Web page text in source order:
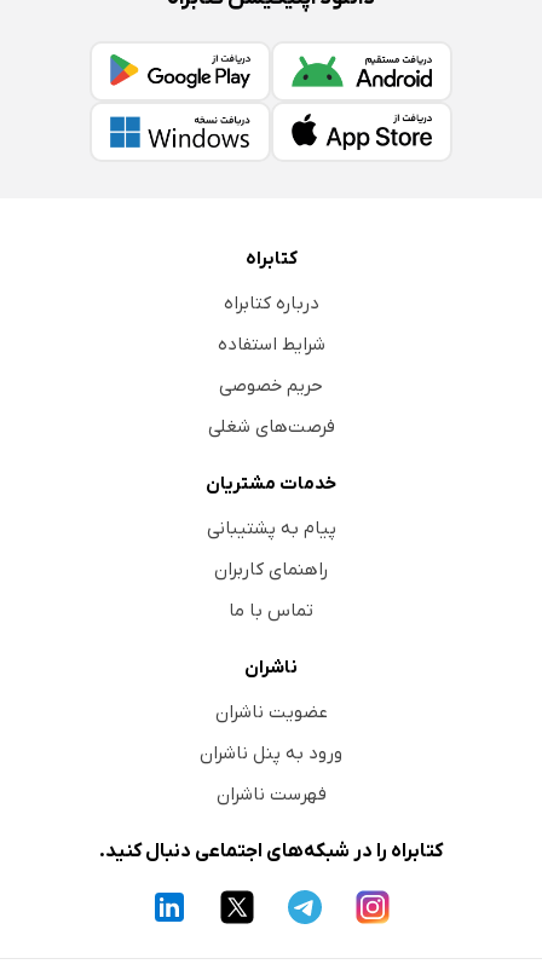
کتابراه
درباره کتابراه
شرایط استفاده
حریم خصوصی
فرصت‌های شغلی
خدمات مشتریان
پیام به پشتیبانی
راهنمای کاربران
تماس با ما
ناشران
عضویت ناشران
ورود به پنل ناشران
فهرست ناشران
کتابراه را در شبکه‌های اجتماعی دنبال کنید.